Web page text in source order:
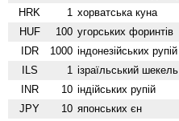
HRK 1 хорватська куна
HUF 100 угорських форинтів
IDR 1000 індонезійських рупій
ILS 1 ізраїльський шекель
INR 10 індійських рупій
JPY 10 японських єн